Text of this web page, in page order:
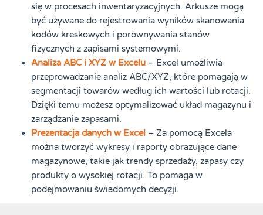
się w procesach inwentaryzacyjnych. Arkusze mogą
być używane do rejestrowania wyników skanowania
kodów kreskowych i porównywania stanów
fizycznych z zapisami systemowymi.
Analiza ABC i XYZ w Excelu – Excel umożliwia
przeprowadzanie analiz ABC/XYZ, które pomagają w
segmentacji towarów według ich wartości lub rotacji.
Dzięki temu możesz optymalizować układ magazynu i
zarządzanie zapasami.
Prezentacja danych w Excel – Za pomocą Excela
można tworzyć wykresy i raporty obrazujące dane
magazynowe, takie jak trendy sprzedaży, zapasy czy
produkty o wysokiej rotacji. To pomaga w
podejmowaniu świadomych decyzji.